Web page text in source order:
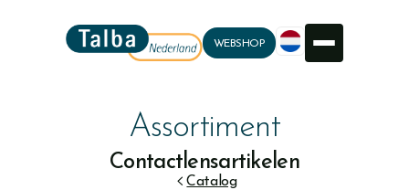
WEBSHOP
Catalog
Assortiment
Contactlensartikelen